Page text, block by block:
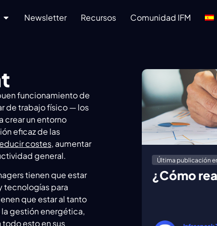
Newsletter Recursos Comunidad IFM
funcionamiento de
de trabajo físico — los
crear un entorno
eficaz de las
costes, aumentar
general.
tienen que estar
tecnologías para
que estar al tanto
gestión energética,
esto en sus
Última publicación
¿Cómo